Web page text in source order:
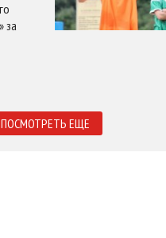
за
ПОСМОТРЕТЬ ЕЩЕ